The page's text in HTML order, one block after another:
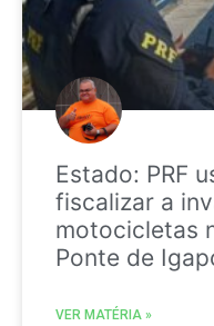
Estado: PRF
fiscalizar a
motocicletas
Ponte de
VER MATÉRIA »